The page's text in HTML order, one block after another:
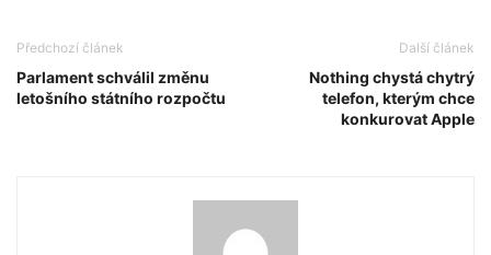
Předchozí článek
Parlament schválil změnu
letošního státního rozpočtu
Další článek
Nothing chystá chytrý
telefon, kterým chce
konkurovat Apple